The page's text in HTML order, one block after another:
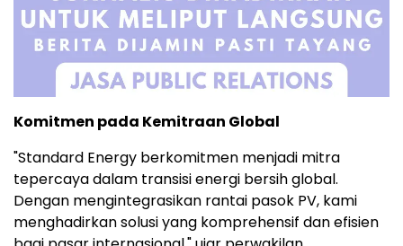
Komitmen pada Kemitraan Global
"Standard Energy berkomitmen menjadi mitra
tepercaya dalam transisi energi bersih global.
Dengan mengintegrasikan rantai pasok PV, kami
menghadirkan solusi yang komprehensif dan efisien